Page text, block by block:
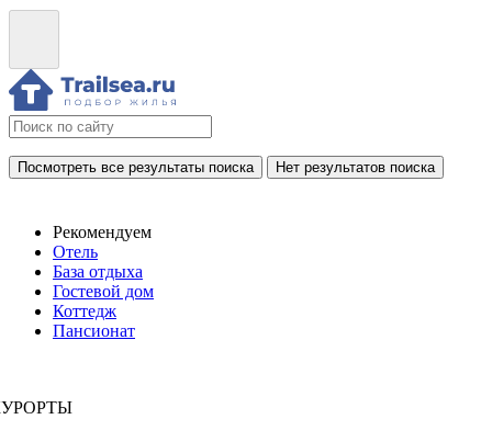
Посмотреть все результаты поиска Нет результатов поиска
Рекомендуем
Отель
База отдыха
Гостевой дом
Коттедж
Пансионат